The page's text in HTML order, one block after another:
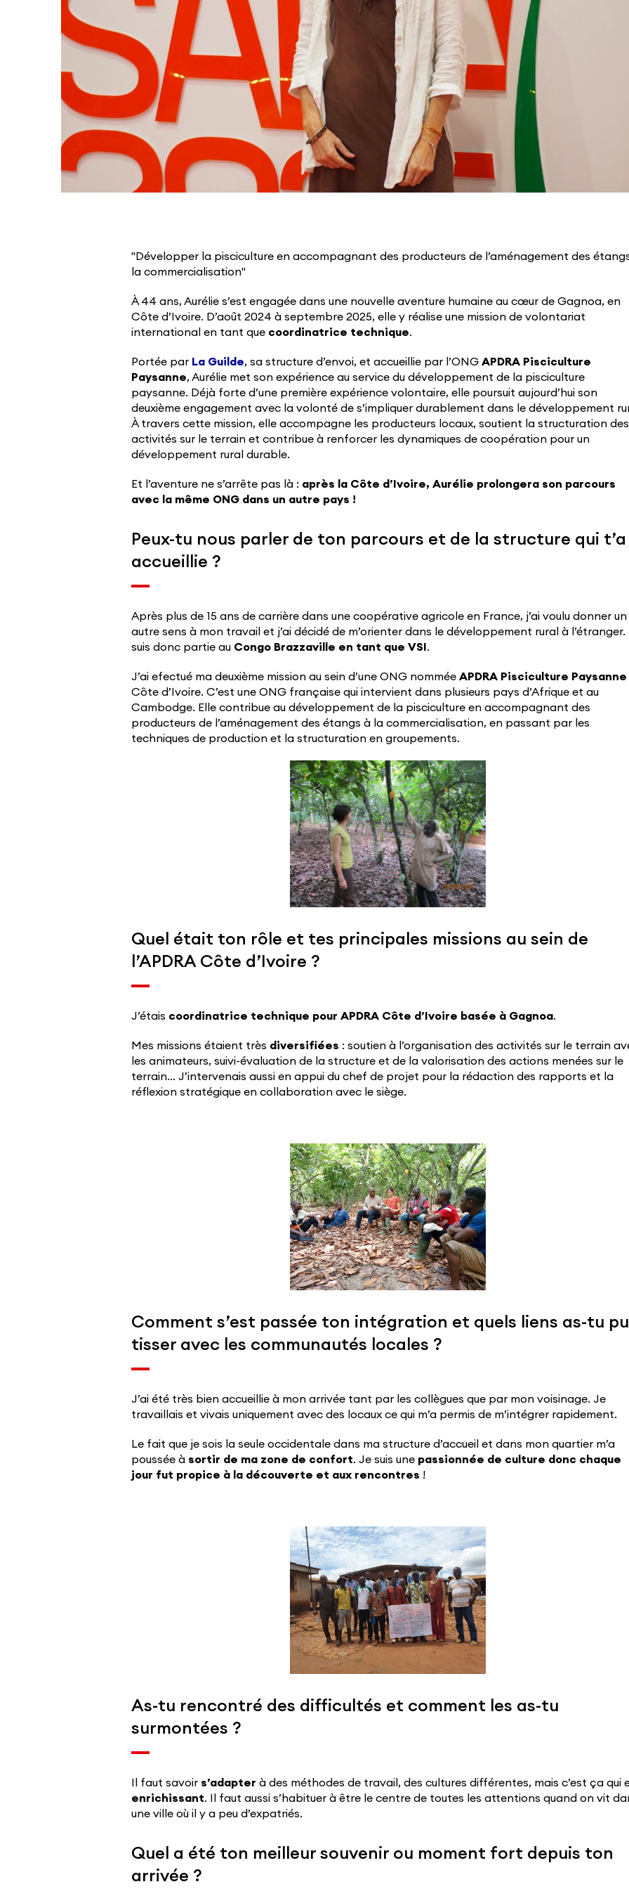
"Développer la pisciculture en accompagnant des producteurs de l’aménagement des
la commercialisation"
À 44 ans, Aurélie s’est engagée dans une nouvelle aventure humaine au cœur de Gagnoa, en
Côte d’Ivoire. D’août 2024 à septembre 2025, elle y réalise une mission de volontariat
international en tant que coordinatrice technique.
Portée par La Guilde, sa structure d’envoi, et accueillie par l’ONG APDRA Pisciculture
Paysanne, Aurélie met son expérience au service du développement de la pisciculture
paysanne. Déjà forte d’une première expérience volontaire, elle poursuit aujourd’hui son
deuxième engagement avec la volonté de s’impliquer durablement dans le développement
À travers cette mission, elle accompagne les producteurs locaux, soutient la structuration des
activités sur le terrain et contribue à renforcer les dynamiques de coopération pour un
développement rural durable.
Et l’aventure ne s’arrête pas là : après la Côte d’Ivoire, Aurélie prolongera son parcours
avec la même ONG dans un autre pays !
Peux-tu nous parler de ton parcours et de la structure qui t’a
accueillie ?
Après plus de 15 ans de carrière dans une coopérative agricole en France, j’ai voulu donner un
autre sens à mon travail et j’ai décidé de m’orienter dans le développement rural à l’étranger.
suis donc partie au Congo Brazzaville en tant que VSI .
J’ai efectué ma deuxième mission au sein d’une ONG nommée APDRA Pisciculture Paysanne
Côte d’Ivoire. C’est une ONG française qui intervient dans plusieurs pays d’Afrique et au
Cambodge. Elle contribue au développement de la pisciculture en accompagnant des
producteurs de l’aménagement des étangs à la commercialisation, en passant par les
techniques de production et la structuration en groupements.
Quel était ton rôle et tes principales missions au sein de
l’APDRA Côte d’Ivoire ?
J’étais coordinatrice technique pour APDRA Côte d’Ivoire basée à Gagnoa.
Mes missions étaient très diversifiées : soutien à l’organisation des activités sur le terrain
les animateurs, suivi-évaluation de la structure et de la valorisation des actions menées sur le
terrain… J’intervenais aussi en appui du chef de projet pour la rédaction des rapports et la
réflexion stratégique en collaboration avec le siège.
Comment s’est passée ton intégration et quels liens as-tu pu
tisser avec les communautés locales ?
J’ai été très bien accueillie à mon arrivée tant par les collègues que par mon voisinage. Je
travaillais et vivais uniquement avec des locaux ce qui m’a permis de m’intégrer rapidement.
Le fait que je sois la seule occidentale dans ma structure d’accueil et dans mon quartier m’a
poussée à sortir de ma zone de confort. Je suis une passionnée de culture donc chaque
jour fut propice à la découverte et aux rencontres !
As-tu rencontré des difficultés et comment les as-tu
surmontées ?
Il faut savoir s’adapter à des méthodes de travail, des cultures différentes, mais c’est ça qui
enrichissant. Il faut aussi s’habituer à être le centre de toutes les attentions quand on vit
une ville où il y a peu d’expatriés.
Quel a été ton meilleur souvenir ou moment fort depuis ton
arrivée ?